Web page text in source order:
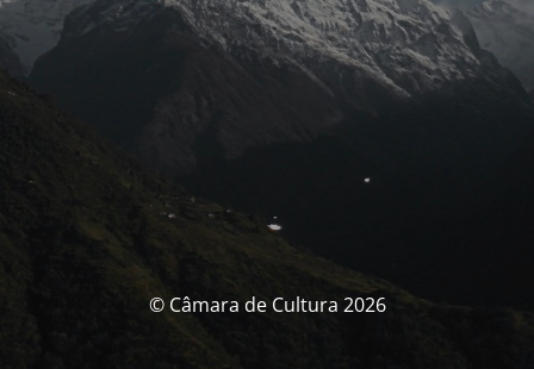
© Câmara de Cultura 2026